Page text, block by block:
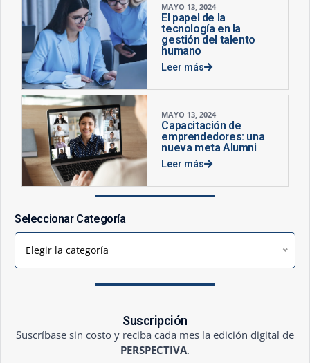
MAYO 13, 2024
El papel de la
tecnología en la
gestión del talento
humano
Leer más
MAYO 13, 2024
Capacitación de
emprendedores: una
nueva meta Alumni
Leer más
Seleccionar Categoría
Elegir la categoría
Suscripción
Suscríbase sin costo y reciba cada mes la edición digital de
PERSPECTIVA.